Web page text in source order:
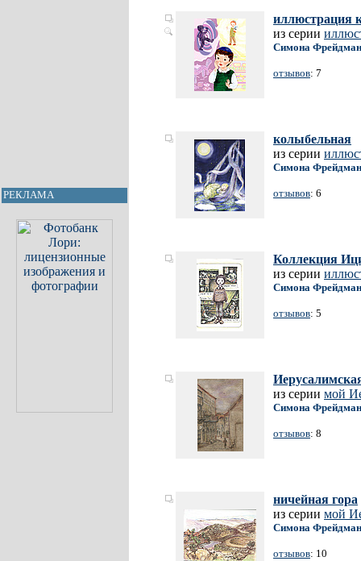
РЕКЛАМА
иллюстрация
из серии
Симона Фрейдман
отзывов: 7
колыбельная
из серии
Симона Фрейдман
отзывов: 6
Коллекция
из серии
Симона Фрейдман
отзывов: 5
из серии мой
Симона Фрейдман
отзывов: 8
ничейная гора
из серии мой
Симона Фрейдман
отзывов: 10